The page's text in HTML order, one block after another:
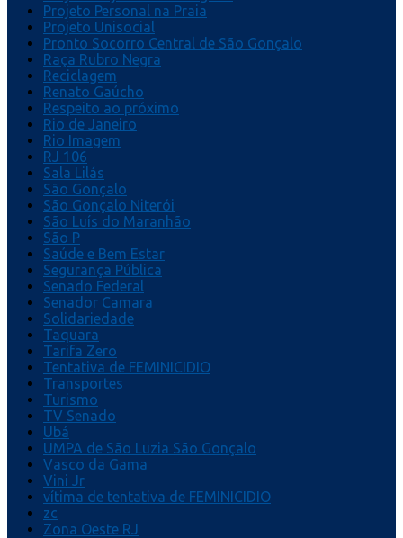
Projeto Personal na Praia
Projeto Unisocial
Pronto Socorro Central de São Gonçalo
Raça Rubro Negra
Reciclagem
Renato Gaúcho
Respeito ao próximo
Rio de Janeiro
Rio Imagem
RJ 106
Sala Lilás
São Gonçalo
São Gonçalo Niterói
São Luís do Maranhão
São P
Saúde e Bem Estar
Segurança Pública
Senado Federal
Senador Camara
Solidariedade
Taquara
Tarifa Zero
Tentativa de FEMINICIDIO
Transportes
Turismo
TV Senado
Ubá
UMPA de São Luzia São Gonçalo
Vasco da Gama
Vini Jr
vítima de tentativa de FEMINICIDIO
zc
Zona Oeste RJ